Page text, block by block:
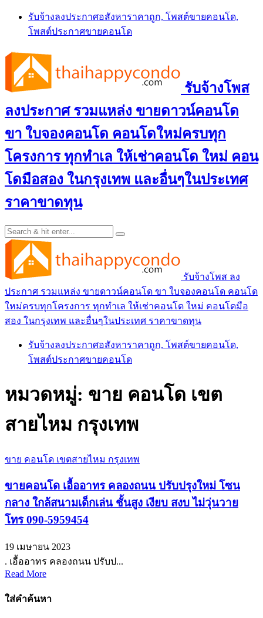
Skip
content
รับจ้างลงประกาศอสังหาราคาถูก, โพสต์ขายคอนโด,
โพสต์ประกาศขายคอนโด
รับจ้างโพส
ลงประกาศ รวมแหล่ง ขายดาวน์คอนโด
ขา ใบจองคอนโด คอนโดใหม่ครบทุก
โครงการ ทุกทำเล ให้เช่าคอนโด ใหม่ คอน
โดมือสอง ในกรุงเทพ และอื่นๆในประเทศ
ราคาขาดทุน
รับจ้างโพส ลง
ประกาศ รวมแหล่ง ขายดาวน์คอนโด ขา ใบจองคอนโด คอนโด
ใหม่ครบทุกโครงการ ทุกทำเล ให้เช่าคอนโด ใหม่ คอนโดมือ
สอง ในกรุงเทพ และอื่นๆในประเทศ ราคาขาดทุน
รับจ้างลงประกาศอสังหาราคาถูก, โพสต์ขายคอนโด,
โพสต์ประกาศขายคอนโด
หมวดหมู่: ขาย คอนโด เขต
สายไหม กรุงเทพ
ขาย คอนโด เขตสายไหม กรุงเทพ
ขายคอนโด เอื้ออาทร คลองถนน ปรับปรุงใหม่ โซน
กลาง ใกล้สนามเด็กเล่น ชั้นสูง เงียบ สงบ ไม่วุ่นวาย
โทร 090-5959454
19 เมษายน 2023
. เอื้ออาทร คลองถนน ปรับป...
Read More
ใส่คำค้นหา